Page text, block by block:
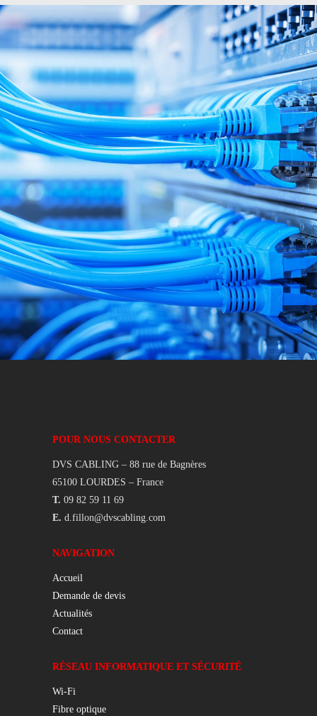
POUR NOUS CONTACTER
DVS CABLING – 88 rue de Bagnères
65100 LOURDES – France
T. 09 82 59 11 69
E. d.fillon@dvscabling.com
NAVIGATION
Accueil
Demande de devis
Actualités
Contact
RÉSEAU INFORMATIQUE ET SÉCURITÉ
Wi-Fi
Fibre optique